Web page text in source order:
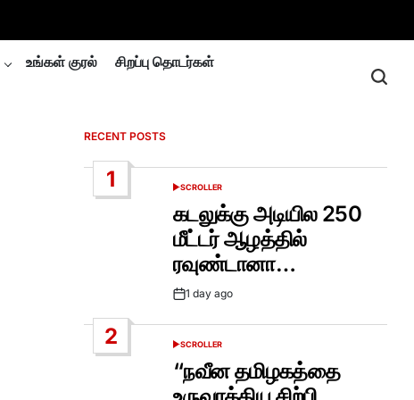
உங்கள் குரல் சிறப்பு தொடர்கள்
RECENT POSTS
1
POSTED
SCROLLER
கடலுக்கு அடியில 250
மீட்டர் ஆழத்தில்
ரவுண்டானா…
Post1 day ago
2
POSTED
SCROLLER
“நவீன தமிழகத்தை